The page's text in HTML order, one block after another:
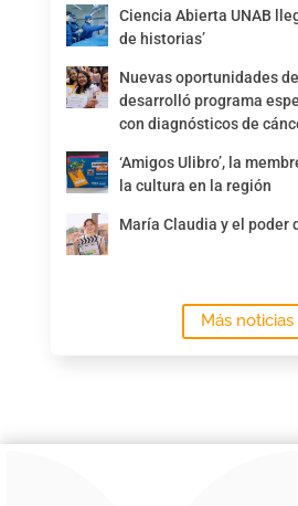
Ciencia Abierta UNAB
de historias’
Nuevas oportunidades
desarrolló programa
con diagnósticos de
‘Amigos Ulibro’, la
la cultura en la región
María Claudia y el poder
Más noticias